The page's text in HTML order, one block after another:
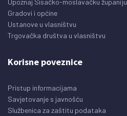
Gradovi i općine
Ustanove u vlasništvu
Trgovačka društva u vlasništvu
Korisne poveznice
Pristup informacijama
Savjetovanje s javnošću
Službenica za zaštitu podataka